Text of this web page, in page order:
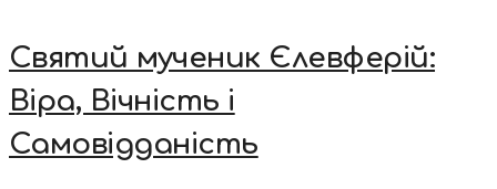
Святий мученик Єлевферій:
Віра, Вічність і
Самовідданість